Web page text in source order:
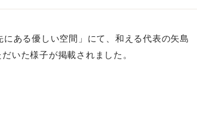
ある優しい空間」にて、和える代表の矢島
いた様子が掲載されました。